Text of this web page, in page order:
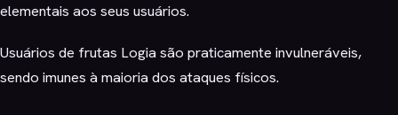
elementais aos seus usuários.
Usuários de frutas Logia são praticamente invulneráveis,
sendo imunes à maioria dos ataques físicos.